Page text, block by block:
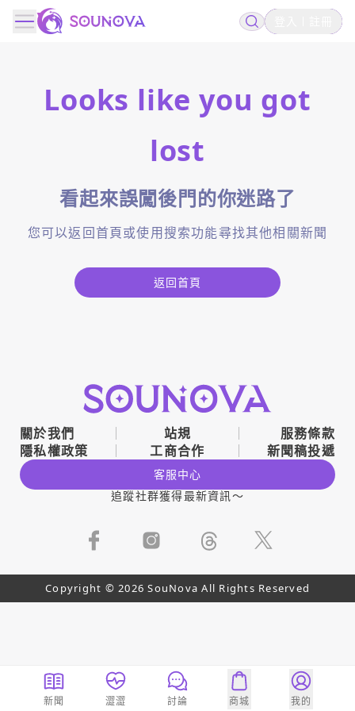
Looks like you got
lost
看起來誤闖後門的你迷路了
您可以返回首頁或使用搜索功能尋找其他相關新聞
返回首頁
關於我們 站規
服務條款
隱私權政策
工商合作 新聞稿投遞
客服中心
追蹤社群獲得最新資訊～
Copyright © 2026 SouNova All Rights Reserved
新聞 澀澀 討論 商城 我的